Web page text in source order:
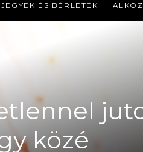
JEGYEK ÉS BÉRLETEK
közé